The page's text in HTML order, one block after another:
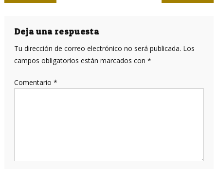
entradas
Deja una respuesta
Tu dirección de correo electrónico no será publicada. Los
campos obligatorios están marcados con *
Comentario *